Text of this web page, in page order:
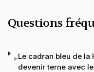
Questions
▸Le cadran bleu de la
devenir terne avec